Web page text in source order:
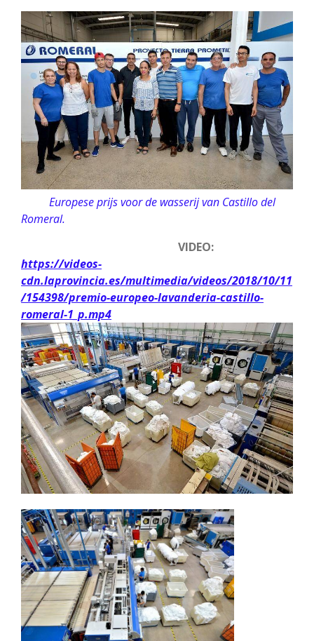
Europese prijs voor de wasserij van Castillo del
Romeral.
VIDEO:
https://videos-
cdn.laprovincia.es/multimedia/videos/2018/10/11
/154398/premio-europeo-lavanderia-castillo-
romeral-1_p.mp4